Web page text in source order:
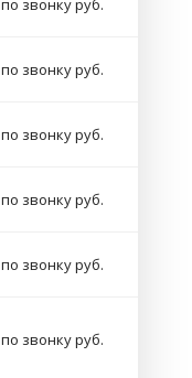
по звонку руб.
по звонку руб.
по звонку руб.
по звонку руб.
по звонку руб.
по звонку руб.